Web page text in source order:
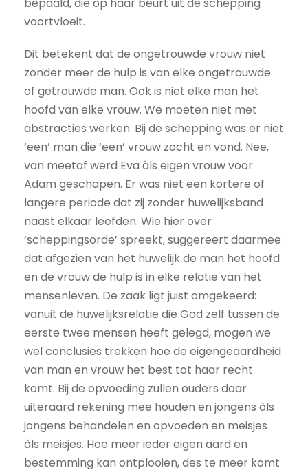
voortvloeit.
Dit betekent dat de ongetrouwde vrouw niet
zonder meer de hulp is van elke ongetrouwde
of getrouwde man. Ook is niet elke man het
hoofd van elke vrouw. We moeten niet met
abstracties werken. Bij de schepping was er niet
‘een’ man die ‘een’ vrouw zocht en vond. Nee,
van meetaf werd Eva àls eigen vrouw voor
Adam geschapen. Er was niet een kortere of
langere periode dat zij zonder huwelijksband
naast elkaar leefden. Wie hier over
‘scheppingsorde’ spreekt, suggereert daarmee
dat afgezien van het huwelijk de man het hoofd
en de vrouw de hulp is in elke relatie van het
mensenleven. De zaak ligt juist omgekeerd:
vanuit de huwelijksrelatie die God zelf tussen de
eerste twee mensen heeft gelegd, mogen we
wel conclusies trekken hoe de eigengeaardheid
van man en vrouw het best tot haar recht
komt. Bij de opvoeding zullen ouders daar
uiteraard rekening mee houden en jongens àls
jongens behandelen en opvoeden en meisjes
àls meisjes. Hoe meer ieder eigen aard en
bestemming kan ontplooien, des te meer komt